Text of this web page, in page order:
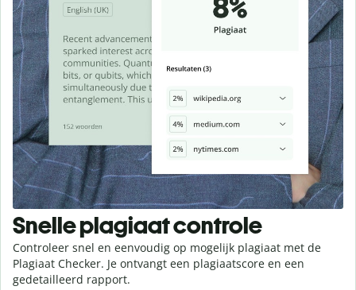
Snelle plagiaat controle
Controleer snel en eenvoudig op mogelijk plagiaat met de
Plagiaat Checker. Je ontvangt een plagiaatscore en een
gedetailleerd rapport.